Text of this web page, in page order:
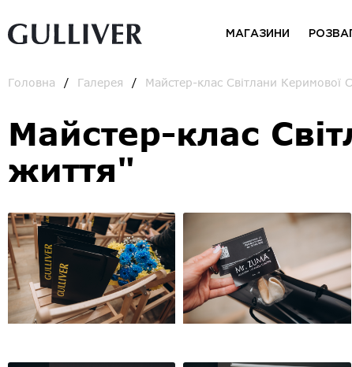
МАГАЗИНИ
Головна Галерея Майстер-клас Світлани Керимової
Майстер-клас
життя"